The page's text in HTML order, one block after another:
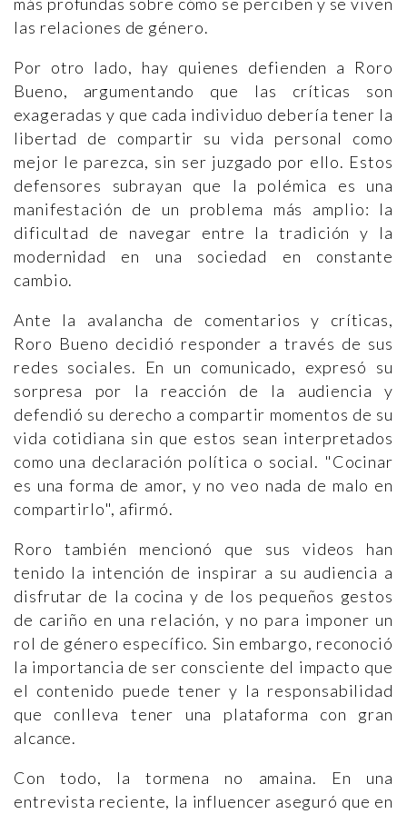
las relaciones de género.
Por otro lado, hay quienes defienden a Roro
Bueno, argumentando que las críticas son
exageradas y que cada individuo debería tener la
libertad de compartir su vida personal como
mejor le parezca, sin ser juzgado por ello. Estos
defensores subrayan que la polémica es una
manifestación de un problema más amplio: la
dificultad de navegar entre la tradición y la
modernidad en una sociedad en constante
cambio.
Ante la avalancha de comentarios y críticas,
Roro Bueno decidió responder a través de sus
redes sociales. En un comunicado, expresó su
sorpresa por la reacción de la audiencia y
defendió su derecho a compartir momentos de su
vida cotidiana sin que estos sean interpretados
como una declaración política o social. "Cocinar
es una forma de amor, y no veo nada de malo en
compartirlo", afirmó.
Roro también mencionó que sus videos han
tenido la intención de inspirar a su audiencia a
disfrutar de la cocina y de los pequeños gestos
de cariño en una relación, y no para imponer un
rol de género específico. Sin embargo, reconoció
la importancia de ser consciente del impacto que
el contenido puede tener y la responsabilidad
que conlleva tener una plataforma con gran
alcance.
Con todo, la tormena no amaina. En una
entrevista reciente, la influencer aseguró que en